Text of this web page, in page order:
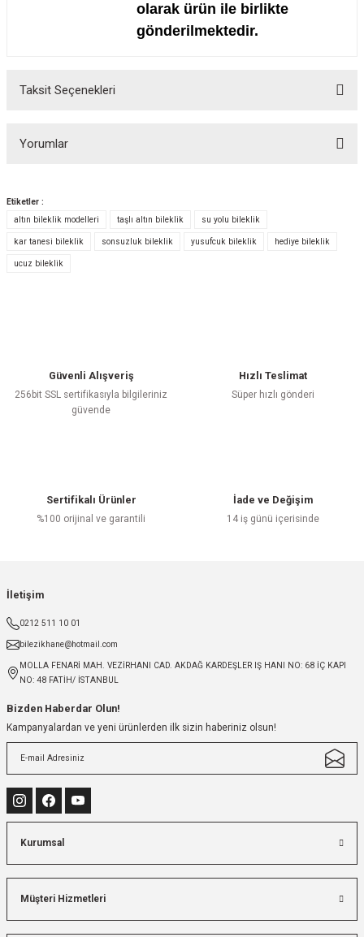
olarak ürün ile birlikte
gönderilmektedir.
Taksit Seçenekleri
Yorumlar
Bu ürüne ilk yorumu siz yapın!
Etiketler :
altın bileklik modelleri
taşlı altın bileklik su yolu bileklik
kar tanesi bileklik sonsuzluk bileklik yusufcuk bileklik hediye bileklik
ucuz bileklik
Güvenli Alışveriş
256bit SSL sertifikasıyla bilgileriniz
güvende
Hızlı Teslimat
Süper hızlı gönderi
Sertifikalı Ürünler
%100 orijinal ve garantili
İade ve Değişim
14 iş günü içerisinde
İletişim
0212 511 10 01
bilezikhane@hotmail.com
MOLLA FENARİ MAH. VEZİRHANI CAD. AKDAĞ KARDEŞLER IŞ HANI NO: 68 İÇ KAPI
NO: 48 FATİH/ İSTANBUL
Bizden Haberdar Olun!
Kampanyalardan ve yeni ürünlerden ilk sizin haberiniz olsun!
Kurumsal
Müşteri Hizmetleri